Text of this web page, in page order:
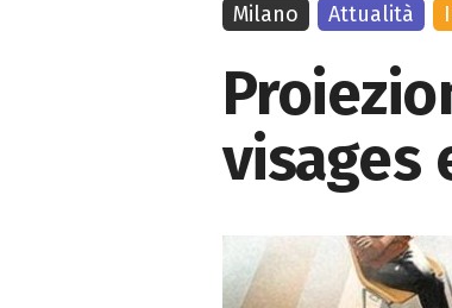
visages
Milano Attualità